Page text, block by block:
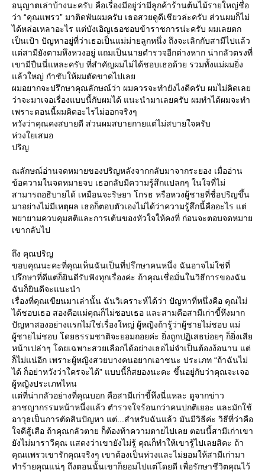
อนุญาตเล่าบ้างนะครับ คือเรื่องมีอยู่ว่ามีลูกค้าร้านต้นไม้รายใหญ่ชื่อ
ว่า “คุณแพรว” มาติดพันผมครับ เธอสวยดูดีเชียวล่ะครับ ส่วนผมก็ไม่
ได้หล่อเหลาอะไร แต่บังเอิญเธอชอบข้าราชการน่ะครับ ผมเลยตก
เป็นเป้า ปัญหาอยู่ที่ว่าเธอเป็นแม่ม่ายลูกหนึ่ง ถึงจะเลิกกับสามีไปแล้ว
ต่สามียังตามหึงหวงอยู่ แถมเป็นนายตำรวจอีกต่างหาก น่ากลัวตรงที่
เขามีปืนนี่แหละครับ ที่สำคัญผมไม่ได้ชอบเธอด้วย รวมทั้งแม่ผมยิ่ง
ล้วใหญ่ กำชับให้ผมตัดขาดไปเล
ผมอยากจะปรึกษาคุณลักษณ์ว่า ผมควรจะทำยังไงดีครับ ผมไม่คิดเล
ว่าจะมาเจอเรื่องแบบนี้กับผมได้ แนะนำมาเลยครับ ผมทำได้ผมจะทำ
เพราะตอนนี้ผมคิดอะไรไม่ออกจริงๆ
หวังว่าคุณคงสบายดี ส่วนผมสบายกายแต่ไม่สบายใจครับ
ห่วงใยเสมอ
ปริญ
ณลักษณ์อ่านจดหมายของปริญหลังจากกลับมาจากระยอง เมื่ออ่าน
ข้อความในจดหมายจบ เธอกลับมีความรู้สึกแปลกๆ ในใจที่ไม่
สามารถอธิบายได้ เหมือนจะริษยา โกรธ หรือหวงผู้ชายที่ชื่อปริญขึ้น
มาอย่างไม่มีเหตุผล เธอก็ตอบตัวเองไม่ได้ว่าความรู้สึกนี้คืออะไร แต่
พยายามควบคุมสติและการเต้นของหัวใจให้คงที่ ก่อนจะตอบจดหมา
เขากลับไป
ถึง คุณปริญ
ขอบคุณนะคะที่คุณเห็นฉันเป็นที่ปรึกษาคนหนึ่ง ฉันอาจไม่ใช่ที่
ปรึกษาที่ดีแต่ก็ยินดีรับฟังทุกเรื่องค่ะ ถ้าคุณเชื่อมั่นในวิธีการของฉัน
ฉันก็ยินดีจะแนะนำ
เรื่องที่คุณเขียนมาเล่านั้น ฉันวิเคราะห์ได้ว่า ปัญหาที่หนึ่งคือ คุณไม่
ได้ชอบเธอ สองคือแม่คุณก็ไม่ชอบเธอ และสามคือสามีเก่าขี้หึงมาก
ปัญหาสองอย่างแรกไม่ใช่เรื่องใหญ่ ผู้หญิงถ้ารู้ว่าผู้ชายไม่ชอบ แม่
ผู้ชายไม่ชอบ โดยธรรมชาติจะยอมถอยค่ะ ยิ่งถูกปฏิเสธบ่อยๆ ก็ยิ่งเสี
หน้าเปล่าๆ โดยเฉพาะสวยเลือกได้อย่างเธอไม่จำเป็นต้องง้อนาน แต่
ก็ไม่แน่อีก เพราะผู้หญิงสวยบางคนอยากเอาชนะ ประเภท “ถ้าฉันไม่
ได้ ก็อย่าหวังว่าใครจะได้” แบบนี้ก็สยองนะคะ ขึ้นอยู่กับว่าคุณจะเจอ
ผู้หญิงประเภทไหน
ต่ที่น่ากลัวอย่างที่คุณบอก คือสามีเก่าขี้หึงนี่แหละ ดูจากข่าว
อาชญากรรมหน้าหนึ่งแล้ว ตำรวจใจร้อนกว่าคนปกติเยอะ และมักใช้
อาวุธเป็นการตัดสินปัญหา แต่...สำหรับฉันแล้ว มันมีวิธีค่ะ วิธีที่ว่าคือ
จดีสู้เสือ ถ้าคุณกลัวตาย ก็ต้องท้าความตายไปเลย ตอนนี้สามีเก่าเขา
ังไม่มาราวีคุณ แสดงว่าเขายังไม่รู้ คุณก็ทำให้เขารู้ไปเลยสิคะ ถ้า
คุณแพรวเขารักคุณจริงๆ เขาต้องเป็นห่วงและไม่ยอมให้สามีเก่ามา
ทำร้ายคุณแน่ๆ ถึงตอนนั้นเขาก็ยอมไปแต่โดยดี เพื่อรักษาชีวิตคุณไว้